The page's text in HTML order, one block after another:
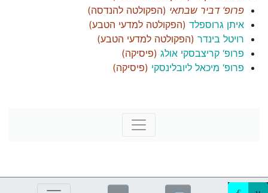
פרופ‘ דביר שבתאי (הפקולטה להנדסה)
איתן גרוספלד (הפקולטה למדעי הטבע)
רויטל בינדר (הפקולטה למדעי הטבע)
פרופ‘ קריצבסקי אולג (פיסיקה)
פרופ‘ מיכאל ליובלינסקי (פיסיקה)